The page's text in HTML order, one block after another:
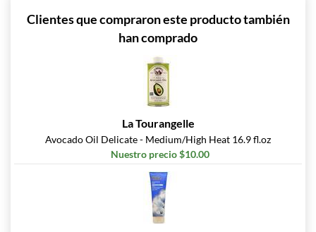
Clientes que compraron este producto también
han comprado
La Tourangelle
Avocado Oil Delicate - Medium/High Heat 16.9 fl.oz
Nuestro precio $10.00